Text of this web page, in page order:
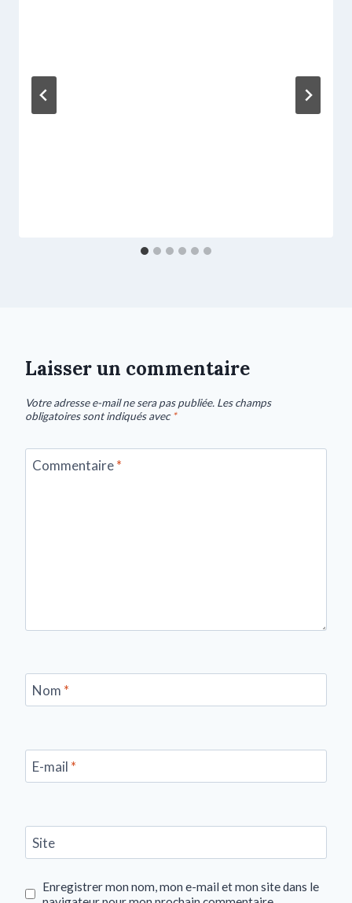
Laisser un commentaire
Votre adresse e-mail ne sera pas publiée. Les champs
obligatoires sont indiqués avec*
Commentaire*
Nom *
E-mail *
Site
Enregistrer mon nom, mon e-mail et mon site dans le